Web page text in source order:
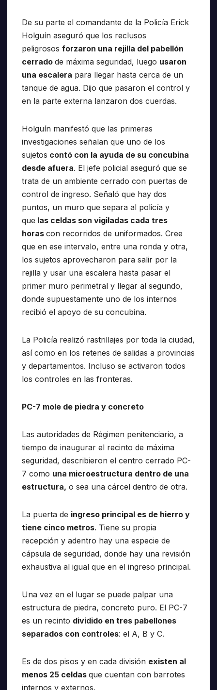
De su parte el comandante de la Policía Erick
Holguín aseguró que los reclusos
peligrosos forzaron una rejilla del pabellón
cerrado de máxima seguridad, luego usaron
una escalera para llegar hasta cerca de un
tanque de agua. Dijo que pasaron el control y
en la parte externa lanzaron dos cuerdas.
Holguín manifestó que las primeras
investigaciones señalan que uno de los
sujetos contó con la ayuda de su concubina
desde afuera. El jefe policial aseguró que se
trata de un ambiente cerrado con puertas de
control de ingreso. Señaló que hay dos
puntos, un muro que separa al policía y
que las celdas son vigiladas cada tres
horas con recorridos de uniformados. Cree
que en ese intervalo, entre una ronda y otra,
los sujetos aprovecharon para salir por la
rejilla y usar una escalera hasta pasar el
primer muro perimetral y llegar al segundo,
donde supuestamente uno de los internos
recibió el apoyo de su concubina.
La Policía realizó rastrillajes por toda la ciudad,
así como en los retenes de salidas a provincias
y departamentos. Incluso se activaron todos
los controles en las fronteras.
PC-7 mole de piedra y concreto
Las autoridades de Régimen penitenciario, a
tiempo de inaugurar el recinto de máxima
seguridad, describieron el centro cerrado PC-
7 como una microestructura dentro de una
estructura, o sea una cárcel dentro de otra.
La puerta de ingreso principal es de hierro y
tiene cinco metros. Tiene su propia
recepción y adentro hay una especie de
cápsula de seguridad, donde hay una revisión
exhaustiva al igual que en el ingreso principal.
Una vez en el lugar se puede palpar una
estructura de piedra, concreto puro. El PC-7
es un recinto dividido en tres pabellones
separados con controles: el A, B y C.
Es de dos pisos y en cada división existen al
menos 25 celdas que cuentan con barrotes
internos y externos.